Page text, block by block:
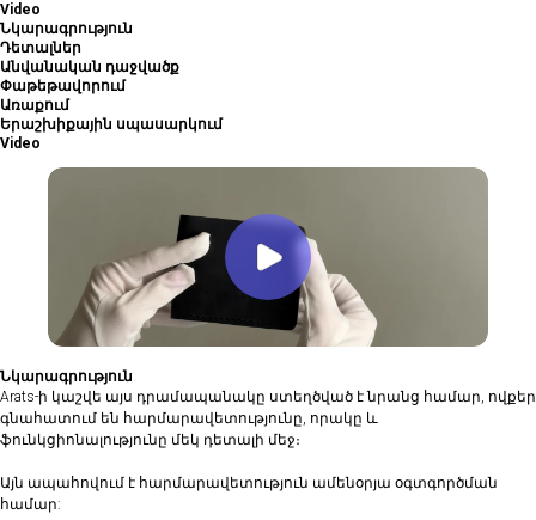
Video
Նկարագրություն
Դետալներ
Անվանական դաջվածք
Փաթեթավորում
Առաքում
Երաշխիքային սպասարկում
Video
Նկարագրություն
Arats-ի կաշվե այս դրամապանակը ստեղծված է նրանց համար, ովքեր
գնահատում են հարմարավետությունը, որակը և
ֆունկցիոնալությունը մեկ դետալի մեջ։
Այն ապահովում է հարմարավետություն ամենօրյա օգտգործման
համար: